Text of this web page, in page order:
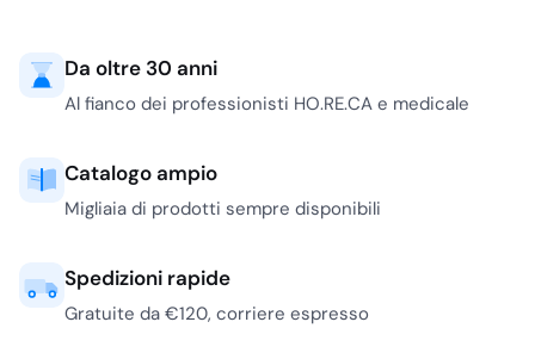
Da oltre 30 anni
Al fianco dei professionisti HO.RE.CA e medicale
Catalogo ampio
Migliaia di prodotti sempre disponibili
Spedizioni rapide
Gratuite da €120, corriere espresso